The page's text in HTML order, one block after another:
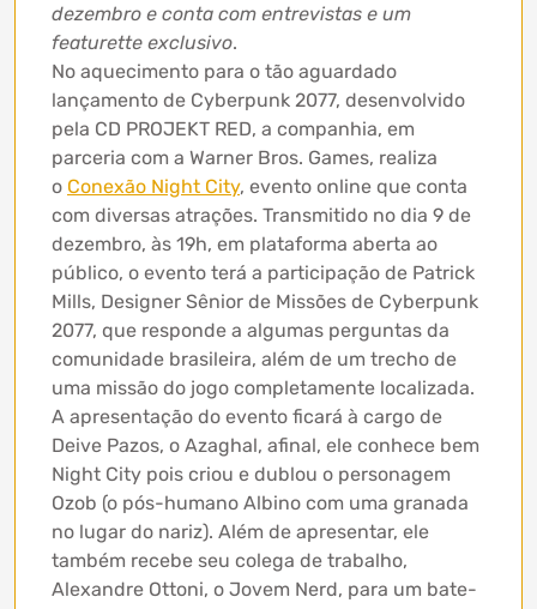
dezembro e conta com entrevistas e um
featurette exclusivo.
No aquecimento para o tão aguardado
lançamento de Cyberpunk 2077, desenvolvido
pela CD PROJEKT RED, a companhia, em
parceria com a Warner Bros. Games, realiza
o Conexão Night City, evento online que conta
com diversas atrações. Transmitido no dia 9 de
dezembro, às 19h, em plataforma aberta ao
público, o evento terá a participação de Patrick
Mills, Designer Sênior de Missões de Cyberpunk
2077, que responde a algumas perguntas da
comunidade brasileira, além de um trecho de
uma missão do jogo completamente localizada.
A apresentação do evento ficará à cargo de
Deive Pazos, o Azaghal, afinal, ele conhece bem
Night City pois criou e dublou o personagem
Ozob (o pós-humano Albino com uma granada
no lugar do nariz). Além de apresentar, ele
também recebe seu colega de trabalho,
Alexandre Ottoni, o Jovem Nerd, para um bate-